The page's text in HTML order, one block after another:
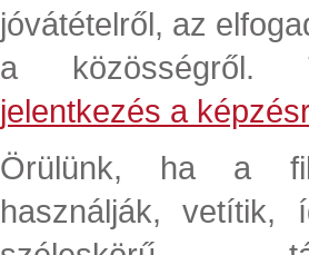
jóvátételről, az
a közösségről.
jelentkezés a
Örülünk, ha a
használják, vetítik,